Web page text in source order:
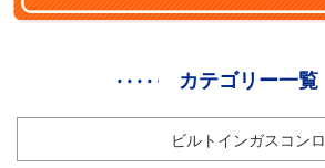
カテゴリー一覧
ビルトインガスコンロ